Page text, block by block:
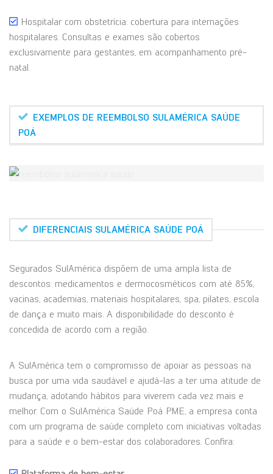
Hospitalar com obstetrícia: cobertura para internações
hospitalares. Consultas e exames são cobertos
exclusivamente para gestantes, em acompanhamento pré-
natal.
EXEMPLOS DE REEMBOLSO SULAMÉRICA SAÚDE
POÁ
DIFERENCIAIS SULAMÉRICA SAÚDE POÁ
Segurados SulAmérica dispõem de uma ampla lista de
descontos: medicamentos e dermocosméticos com até 85%,
vacinas, academias, materiais hospitalares, spa, pilates, escola
de dança e muito mais. A disponibilidade do desconto é
concedida de acordo com a região.
A SulAmérica tem o compromisso de apoiar as pessoas na
busca por uma vida saudável e ajudá-las a ter uma atitude de
mudança, adotando hábitos para viverem cada vez mais e
melhor. Com o SulAmérica Saúde Poá PME, a empresa conta
com um programa de saúde completo com iniciativas voltadas
para a saúde e o bem-estar dos colaboradores. Confira: